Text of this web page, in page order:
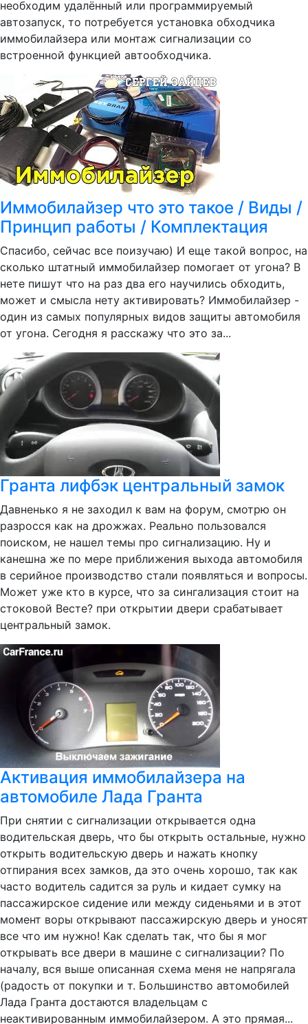
необходим удалённый или программируемый
автозапуск, то потребуется установка обходчика
иммобилайзера или монтаж сигнализации со
встроенной функцией автообходчика.
Иммобилайзер что это такое / Виды /
Принцип работы / Комплектация
Спасибо, сейчас все поизучаю) И еще такой вопрос, на
сколько штатный иммобилайзер помогает от угона? В
нете пишут что на раз два его научились обходить,
может и смысла нету активировать? Иммобилайзер -
один из самых популярных видов защиты автомобиля
от угона. Сегодня я расскажу что это за...
Гранта лифбэк центральный замок
Давненько я не заходил к вам на форум, смотрю он
разросся как на дрожжах. Реально пользовался
поиском, не нашел темы про сигнализацию. Ну и
канешна же по мере приближения выхода автомобиля
в серийное производство стали появляться и вопросы.
Может уже кто в курсе, что за сингализация стоит на
стоковой Весте? при открытии двери срабатывает
центральный замок.
Активация иммобилайзера на
автомобиле Лада Гранта
При снятии с сигнализации открывается одна
водительская дверь, что бы открыть остальные, нужно
открыть водительскую дверь и нажать кнопку
отпирания всех замков, да это очень хорошо, так как
часто водитель садится за руль и кидает сумку на
пассажирское сидение или между сиденьями и в этот
момент воры открывают пассажирскую дверь и уносят
все что им нужно! Как сделать так, что бы я мог
открывать все двери в машине с сигнализации? По
началу, вся выше описанная схема меня не напрягала
(радость от покупки и т. Большинство автомобилей
Лада Гранта достаются владельцам с
неактивированным иммобилайзером. А это прямая...